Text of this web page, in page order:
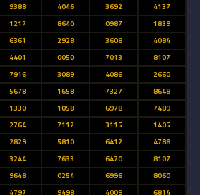
9388 4046 3692
4137
1217 8640 0987
1839
6361 2928 3608
4084
4401 0050 7013
8107
7916 3089 4086
2660
5678 1658 7327
8648
1330 1058 6978
7489
2764 7117 3115
1405
2829 5810 6412
4788
3244 7633 6470
8107
9648 0254 6996
8060
4797 9498 4009
6814